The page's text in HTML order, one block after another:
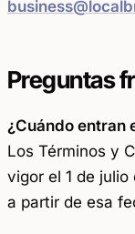
Preguntas
¿Cuándo entran
Los Términos y
vigor el 1 de
a partir de esa